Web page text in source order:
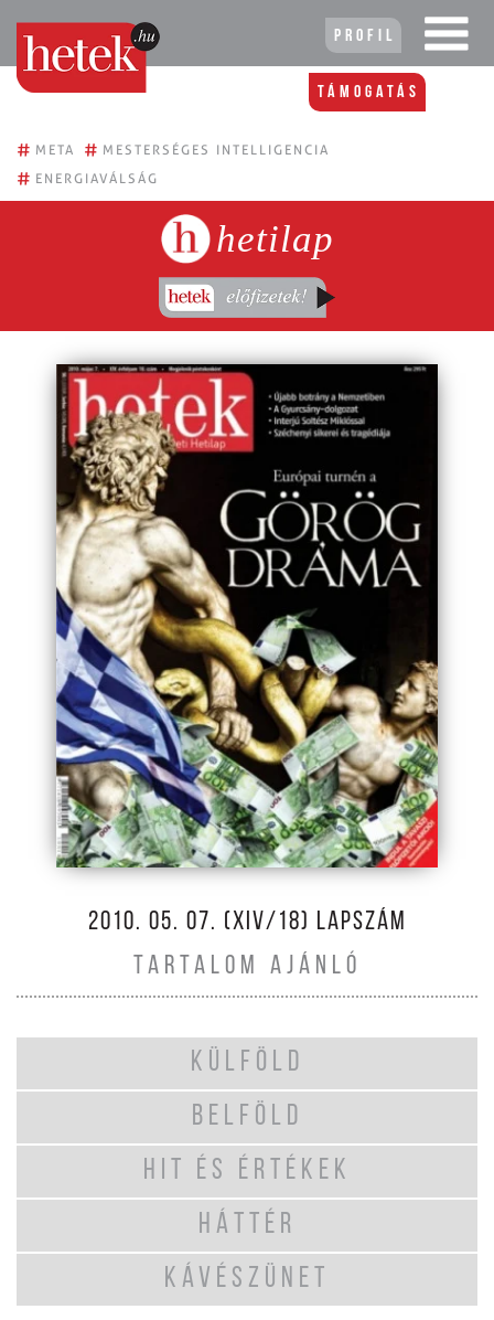
Profil
Támogatás
# META # MESTERSÉGES INTELLIGENCIA
# ENERGIAVÁLSÁG
hetilap
2010. 05. 07. (XIV/18) LAPSZÁM
TARTALOM AJÁNLÓ
KÜLFÖLD
BELFÖLD
HIT ÉS ÉRTÉKEK
HÁTTÉR
KÁVÉSZÜNET